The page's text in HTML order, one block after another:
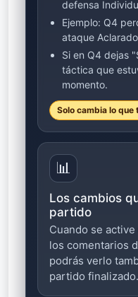
defensa
Ejemplo: Q4
ataque
Si en Q4 dejas
táctica que
momento.
Solo cambia lo que
📊
Los cambios
partido
Cuando se
los comentarios
podrás verlo
partido finalizado.